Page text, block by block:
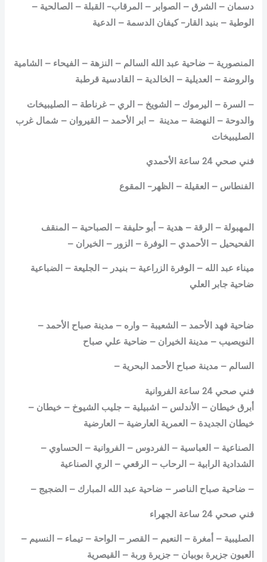
دسمان – الشرق – الصوابر – المرقاب- القبلة – الصالحية –
الوطية – بنيد القار- كيفان الدسمة – الدعية
المنصورية – ضاحية عبد الله السالم – النزهة – الفيحاء – الشامية
والروضة – العديلية – الخالدية – القادسية قرطبة
– السرة – اليرموك – الشويخ – الري – غرناطة – الصليبيخات
والدوحة – النهضة – مدينة – ابر الأحمد – القيروان – شمال غرب
الصليبيخات
فني صحي 24 ساعة الأحمدي
الفنطاس – العقيلة – الظهر- المقوع
المهبولة – الرقة – هدية – أبو حليفة – الصباحية – المنقف
الفحيحيل – الأحمدي – الوفرة – الزور – الخيران –
ميناء عبد الله – الوفرة الزراعية – بنيدر – الجليعة – الضباعية
ضاحية جابر العلي
ضاحية فهد الأحمد – الشعيبة – واره – مدينة صباح الأحمد –
النويصيب – مدينة الخيران – ضاحية علي صباح
السالم – مدينة صباح الأحمد البحرية –
فني صحي 24 ساعة
الفروانية
أبرق خيطان – الأندلس – اشبيلية – جليب الشيوخ – خيطان –
خيطان الجديدة – العمرية العارضية – العارضية
الصناعية – العباسية – الفردوس – الفروانية – الحساوي –
الشدادية الرابية – الرحاب – الرقعي – الري الصناعية
– ضاحية صباح الناصر – ضاحية عبد الله المبارك – الضجيج –
فني صحي 24 ساعة الجهراء
الصليبية – أمغرة – النعيم – القصر – الواحة – تيماء – النسيم –
العيون جزيرة بوبيان – جزيرة وربة – القيصرية